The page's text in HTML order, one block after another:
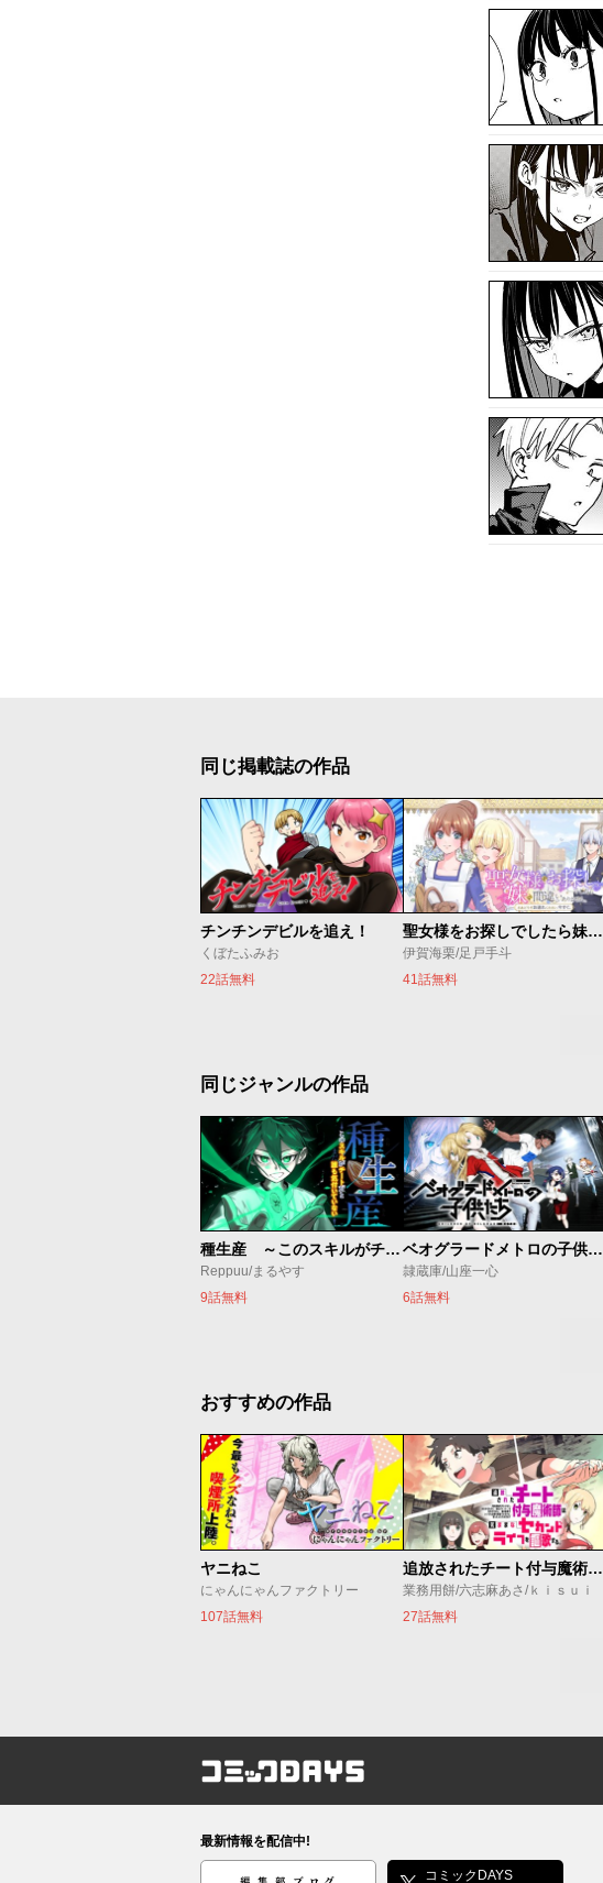
同じ掲載誌の作品
チンチンデビルを追え！
くぼたふみお
22話無料
聖女様をお探しでしたら妹で間違いありません。さあどうぞお連れください、今すぐ。
伊賀海栗/足戸手斗
41話無料
同じジャンルの作品
種生産 ～このスキルがチートだとまだ誰も気付いていない～
Reppuu/まるやす
9話無料
ベオグラードメトロの子供たち
隷蔵庫/山座一心
6話無料
おすすめの作品
ヤニねこ
にゃんにゃんファクトリー
107話無料
追放されたチート付与魔術師は気ままなセカンドライフを謳歌する。 ～俺は武器だけじゃなく、あらゆるものに『強化ポイント』を付与できるし、俺の意思でいつでも効果を解除できるけど、残った人たち大丈夫？～
業務用餅/六志麻あさ/ｋｉｓｕｉ
27話無料
コミックDAYS
最新情報を配信中!
編集部ブログ コミックDAYS